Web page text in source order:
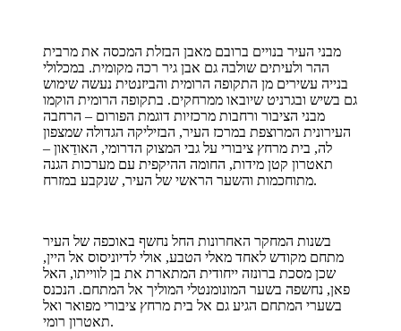
מבני העיר בנויים ברובם מאבן הבזלת המכסה את מרבית
ההר ולעיתים שולבה גם אבן גיר רכה מקומית. במכלולי
בנייה עשירים מן התקופה הרומית והביזנטית נעשה שימוש
גם בשיש ובגרניט שיובאו ממרחקים. בתקופה הרומית הוקמו
מבני הציבור ורחבות מרכזיות דוגמת הפורום – הרחבה
העירונית המרוצפת במרכז העיר, הבזיליקה הגדולה שמצפון
לה, בית מרחץ ציבורי על גבי המצוק הדרומי, האודֵאון –
תאטרון קטן מידות, החומה ההיקפית עם מערכות הגנה
מתוחכמות והשער הראשי של העיר, שנקבע במזרח.
בשנות המחקר האחרונות החל נחשף באוכפה של העיר
מתחם מקודש לאחד מאלי הטבע, אולי לדיוניסוס אל היין,
שכן מסכת ברונזה ייחודית המתארת את בן לווייתו, האל
פאן, נחשפה בשער המונומנטלי המוליך אל המתחם. הנכנס
בשערי המתחם הגיע גם אל בית מרחץ ציבורי מפואר ואל
תאטרון רומי.